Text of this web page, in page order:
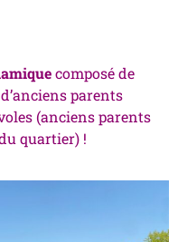
composé de
parents
(anciens parents
quartier) !